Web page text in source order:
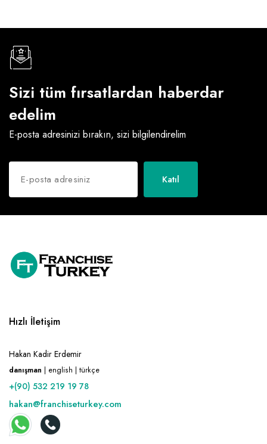
Sizi tüm fırsatlardan haberdar
edelim
E-posta adresinizi bırakın, sizi bilgilendirelim
Katıl
Hızlı İletişim
Hakan Kadir Erdemir
danışman | english | türkçe
+(90) 532 219 19 78
hakan@franchiseturkey.com